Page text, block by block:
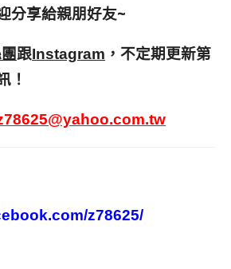
分享給親朋好友~
跟Instagram ，不定期更新第
！
z78625/